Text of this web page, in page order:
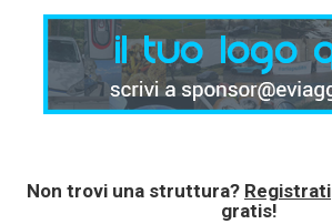
Non trovi una struttura? Registrati
gratis!